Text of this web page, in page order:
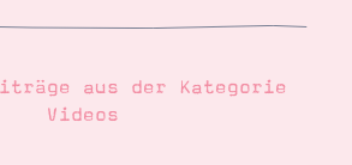
& Tricks
aus der Kategorie
Videos